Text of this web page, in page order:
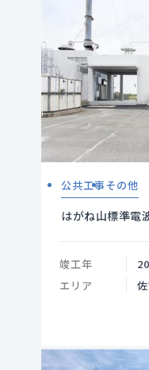
公共工事その他
はがね山標準電
竣工年
エリア